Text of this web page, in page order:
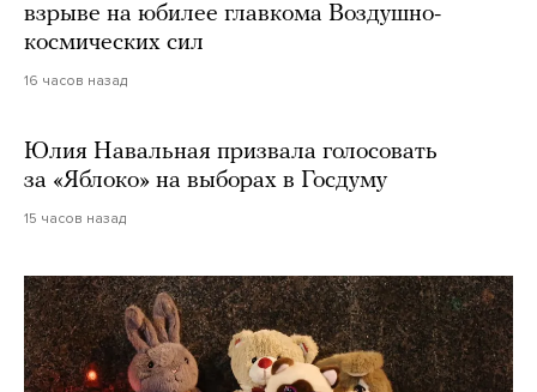
взрыве на юбилее главкома Воздушно-
космических сил
16 часов назад
Юлия Навальная призвала голосовать
за «Яблоко» на выборах в Госдуму
15 часов назад